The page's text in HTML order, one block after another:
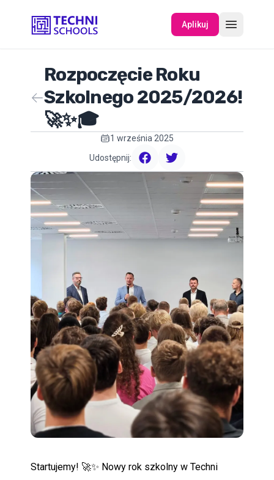
Aplikuj
O NAS
WYDARZENIA
POMOC
Rozpoczęcie Roku
Szkolnego 2025/2026!
🚀✨🎓
1 września 2025
Udostępnij:
facebooktwitter
Startujemy! 🚀✨ Nowy rok szkolny w Techni